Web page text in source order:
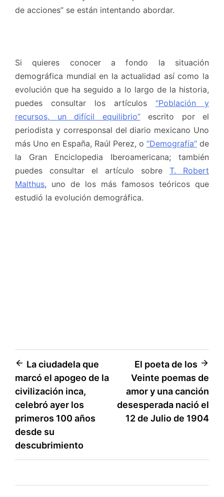
de acciones” se están intentando abordar.
Si quieres conocer a fondo la situación
demográfica mundial en la actualidad así como la
evolución que ha seguido a lo largo de la historia,
puedes consultar los artículos “Población y
recursos, un difícil equilibrio”escrito por el
periodista y corresponsal del diario mexicano Uno
más Uno en España, Raúl Perez, o “Demografía” de
la Gran Enciclopedia Iberoamericana; también
puedes consultar el artículo sobre T. Robert
Malthus, uno de los más famosos teóricos que
estudió la evolución demográfica.
Navegación
de
entradas
La ciudadela que
marcó el apogeo de la
civilización inca,
celebró ayer los
primeros 100 años
desde su
descubrimiento
El poeta de los
Veinte poemas de
amor y una canción
desesperada nació el
12 de Julio de 1904